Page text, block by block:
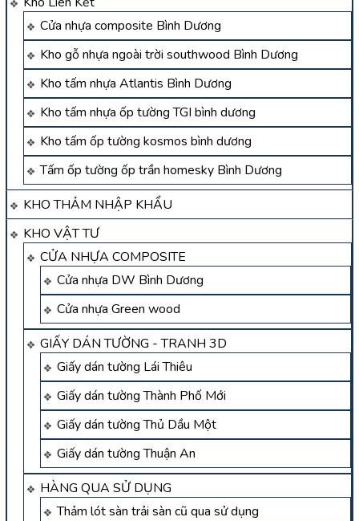
Cửa nhựa composite Bình Dương
Kho gỗ nhựa ngoài trời southwood Bình Dương
Kho tấm nhựa Atlantis Bình Dương
Kho tấm nhựa ốp tường TGI bình dương
Kho tấm ốp tường kosmos bình dương
Tấm ốp tường ốp trần homesky Bình Dương
KHO THẢM NHẬP KHẨU
KHO VẬT TƯ
CỬA NHỰA COMPOSITE
Cửa nhựa DW Bình Dương
Cửa nhựa Green wood
GIẤY DÁN TƯỜNG - TRANH 3D
Giấy dán tường Lái Thiêu
Giấy dán tường Thành Phố Mới
Giấy dán tường Thủ Dầu Một
Giấy dán tường Thuận An
HÀNG QUA SỬ DỤNG
Thảm lót sàn trải sàn cũ qua sử dụng